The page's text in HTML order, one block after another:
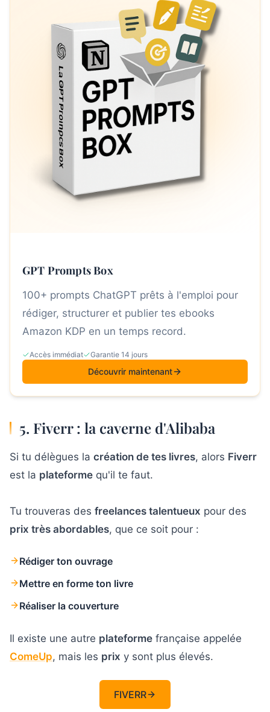
GPT Prompts Box
100+ prompts ChatGPT prêts à l'emploi pour
rédiger, structurer et publier tes ebooks
Amazon KDP en un temps record.
Accès immédiat Garantie 14 jours
Découvrir maintenant
5. Fiverr : la caverne d'Alibaba
Si tu délègues la création de tes livres, alors Fiverr
est la plateforme qu'il te faut.
Tu trouveras des freelances talentueux pour des
prix très abordables, que ce soit pour :
Rédiger ton ouvrage
Mettre en forme ton livre
Réaliser la couverture
Il existe une autre plateforme française appelée
ComeUp, mais les prix y sont plus élevés.
FIVERR